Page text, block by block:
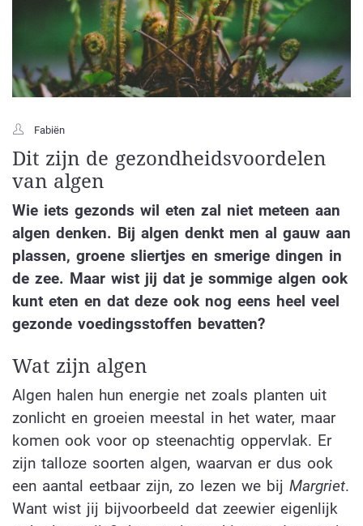
Fabiën
Dit zijn de gezondheidsvoordelen
van algen
Wie iets gezonds wil eten zal niet meteen aan
algen denken. Bij algen denkt men al gauw aan
plassen, groene sliertjes en smerige dingen in
de zee. Maar wist jij dat je sommige algen ook
kunt eten en dat deze ook nog eens heel veel
gezonde voedingsstoffen bevatten?
Wat zijn algen
Algen halen hun energie net zoals planten uit
zonlicht en groeien meestal in het water, maar
komen ook voor op steenachtig oppervlak. Er
zijn talloze soorten algen, waarvan er dus ook
een aantal eetbaar zijn, zo lezen we bij Margriet.
Want wist jij bijvoorbeeld dat zeewier eigenlijk